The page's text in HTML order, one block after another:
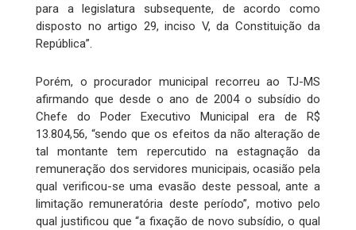
para a legislatura subsequente, de acordo como
disposto no artigo 29, inciso V, da Constituição da
República”.
Porém, o procurador municipal recorreu ao TJ-MS
afirmando que desde o ano de 2004 o subsídio do
Chefe do Poder Executivo Municipal era de R$
13.804,56, “sendo que os efeitos da não alteração de
tal montante tem repercutido na estagnação da
remuneração dos servidores municipais, ocasião pela
qual verificou-se uma evasão deste pessoal, ante a
limitação remuneratória deste período”, motivo pelo
qual justificou que “a fixação de novo subsídio, o qual